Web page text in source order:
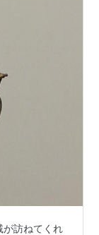
が訪ねてくれ